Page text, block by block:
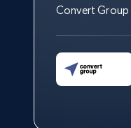
Convert Group